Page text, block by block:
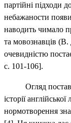
партійні підходи
небажаности
наводить чимало
та мовознавців
очевидністю
с. 101‑106].
Огляд
історії
нормотворення